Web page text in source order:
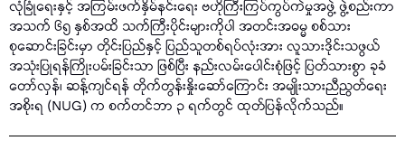
လုံခြုံရေးနှင့် အကြမ်းဖက်နှိမ်နင်းရေး ဗဟိုကြီးကြပ်ကွပ်ကဲမှုအဖွဲ့ ဖွဲ့စည်းကာ
အသက် ၆၅ နှစ်အထိ သက်ကြီးပိုင်းများကိုပါ အတင်းအဓမ္မ စစ်သား
စုဆောင်းခြင်းမှာ တိုင်းပြည်နှင့် ပြည်သူတစ်ရပ်လုံးအား လူသားဒိုင်းသဖွယ်
အသုံးပြုရန်ကြိုးပမ်းခြင်းသာ ဖြစ်ပြီး နည်းလမ်းပေါင်းစုံဖြင့် ပြတ်သားစွာ ခုခံ
တော်လှန်၊ ဆန့်ကျင်ရန် တိုက်တွန်းနှိုးဆော်ကြောင်း အမျိုးသားညီညွတ်ရေး
အစိုးရ (NUG) က စက်တင်ဘာ ၃ ရက်တွင် ထုတ်ပြန်လိုက်သည်။